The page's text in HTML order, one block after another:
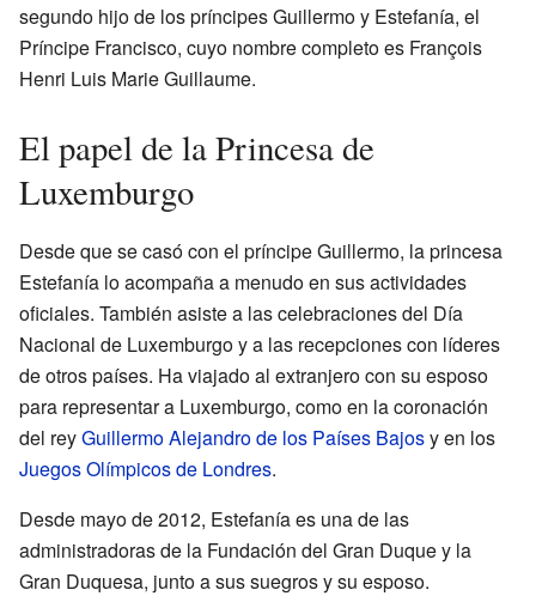
segundo hijo de los príncipes Guillermo y Estefanía, el
Príncipe Francisco, cuyo nombre completo es François
Henri Luis Marie Guillaume.
El papel de la Princesa de
Luxemburgo
Desde que se casó con el príncipe Guillermo, la princesa
Estefanía lo acompaña a menudo en sus actividades
oficiales. También asiste a las celebraciones del Día
Nacional de Luxemburgo y a las recepciones con líderes
de otros países. Ha viajado al extranjero con su esposo
para representar a Luxemburgo, como en la coronación
del reyGuillermo Alejandro de los Países Bajosy en los
Juegos Olímpicos de Londres.
Desde mayo de 2012, Estefanía es una de las
administradoras de la Fundación del Gran Duque y la
Gran Duquesa, junto a sus suegros y su esposo.